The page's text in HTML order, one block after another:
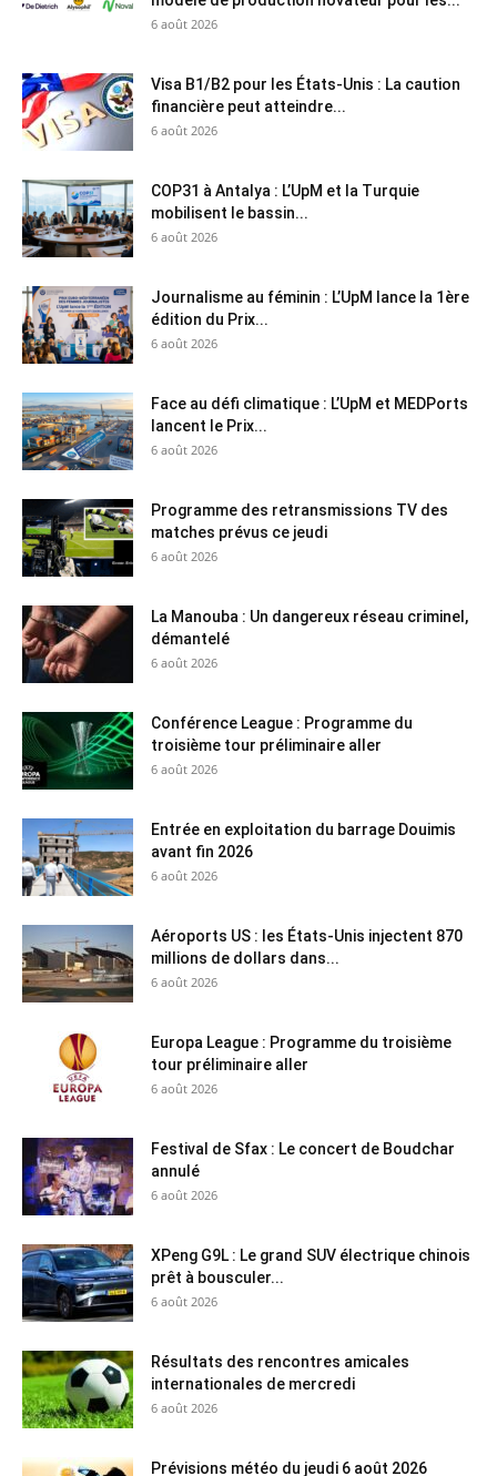
6 août 2026
Visa B1/B2 pour les États-Unis : La caution
financière peut atteindre...
6 août 2026
COP31 à Antalya : L’UpM et la Turquie
mobilisent le bassin...
6 août 2026
Journalisme au féminin : L’UpM lance la 1ère
édition du Prix...
6 août 2026
Face au défi climatique : L’UpM et MEDPorts
lancent le Prix...
6 août 2026
Programme des retransmissions TV des
matches prévus ce jeudi
6 août 2026
La Manouba : Un dangereux réseau criminel,
démantelé
6 août 2026
Conférence League : Programme du
troisième tour préliminaire aller
6 août 2026
Entrée en exploitation du barrage Douimis
avant fin 2026
6 août 2026
Aéroports US : les États-Unis injectent 870
millions de dollars dans...
6 août 2026
Europa League : Programme du troisième
tour préliminaire aller
6 août 2026
Festival de Sfax : Le concert de Boudchar
annulé
6 août 2026
XPeng G9L : Le grand SUV électrique chinois
prêt à bousculer...
6 août 2026
Résultats des rencontres amicales
internationales de mercredi
6 août 2026
Prévisions météo du jeudi 6 août 2026